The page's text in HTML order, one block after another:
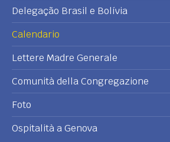
Delegação Brasil e Bolívia
Calendario
Lettere Madre Generale
Comunità della Congregazione
Foto
Ospitalità a Genova